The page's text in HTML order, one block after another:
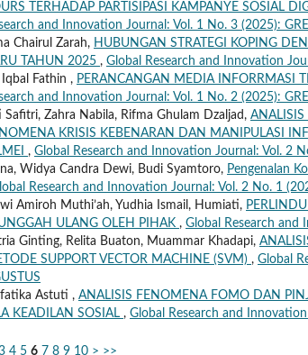
TERHADAP PARTISIPASI KAMPANYE SOSIAL
and Innovation Journal: Vol. 1 No. 3 (2025):
Chairul Zarah, HUBUNGAN STRATEGI KOPING
TAHUN 2025 , Global Research and Innovation
Iqbal Fathin , PERANCANGAN MEDIA INFORRMASI
and Innovation Journal: Vol. 1 No. 2 (2025):
Safitri, Zahra Nabila, Rifma Ghulam Dzaljad, ANALISIS
KRISIS KEBENARAN DAN MANIPULASI
, Global Research and Innovation Journal: Vol. 2
Widya Candra Dewi, Budi Syamtoro, Pengenalan
Research and Innovation Journal: Vol. 2 No. 1
Amiroh Muthi’ah, Yudhia Ismail, Humiati,
ULANG OLEH PIHAK , Global Research and
Ginting, Relita Buaton, Muammar Khadapi,
SUPPORT VECTOR MACHINE (SVM) , Global
Astuti , ANALISIS FENOMENA FOMO DAN
KEADILAN SOSIAL , Global Research and
4 5 6 7 8 9 10 > >>